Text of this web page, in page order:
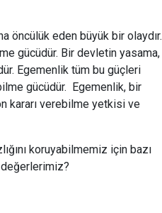
öncülük eden büyük bir olaydır.
gücüdür. Bir devletin yasama,
Egemenlik tüm bu güçleri
gücüdür. Egemenlik, bir
verebilme yetkisi ve
koruyabilmemiz için bazı